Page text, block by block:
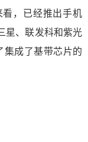
，已经推出手机
星、联发科和紫光
集成了基带芯片的